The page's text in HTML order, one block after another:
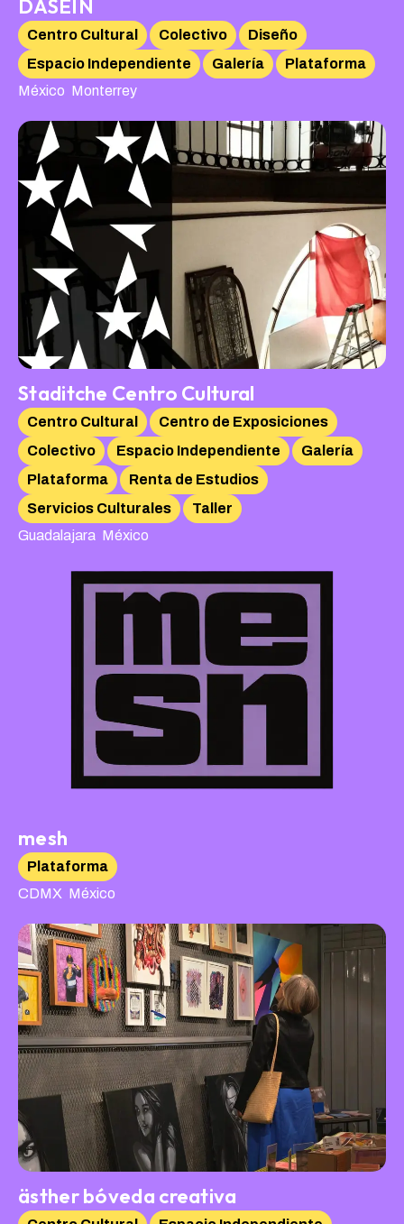
DASEIN
Centro Cultural Colectivo
Diseño
Espacio Independiente
Galería
Plataforma
México Monterrey
Staditche Centro Cultural
Centro Cultural
Centro de Exposiciones
Colectivo
Espacio Independiente
Galería
Plataforma
Renta de Estudios
Servicios Culturales
Taller
Guadalajara México
mesh
Plataforma
CDMX México
ästher bóveda creativa